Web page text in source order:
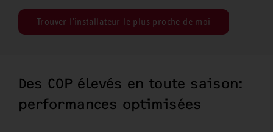
Trouver l'installateur le plus proche de moi
Des COP élevés en toute saison:
performances optimisées